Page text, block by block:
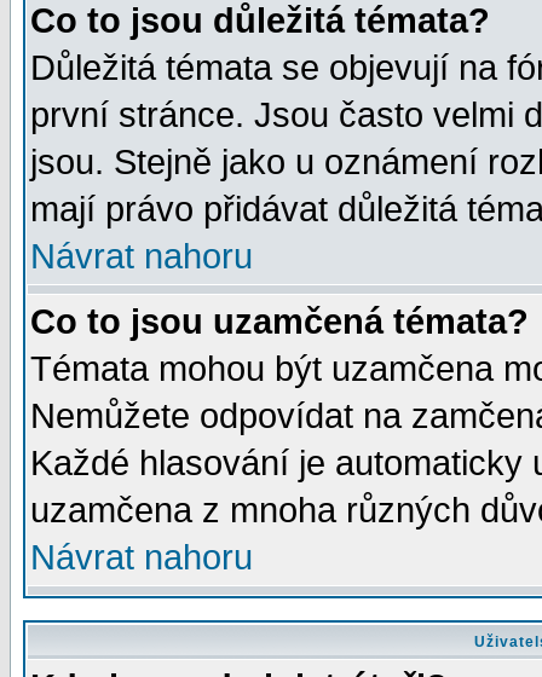
Co to jsou důležitá témata?
Důležitá témata se objevují na
první stránce. Jsou často velmi
jsou. Stejně jako u oznámení
mají právo přidávat důležitá
Návrat nahoru
Co to jsou uzamčená témata?
Témata mohou být uzamčena
Nemůžete odpovídat na
Každé hlasování je automaticky
uzamčena z mnoha různých
Návrat nahoru